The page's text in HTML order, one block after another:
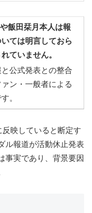
飯田栞月本人は報
ては明言しておら
ていません。
公式発表との整合
ン・一般者による
。
反映していると断定す
ル報道が活動休止発表
事実であり、背景要因